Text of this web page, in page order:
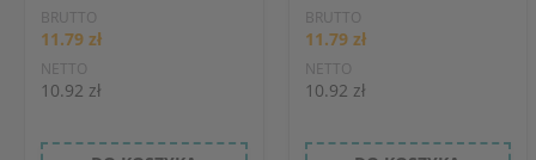
BRUTTO
11.79 zł
NETTO
10.92 zł
BRUTTO
11.79 zł
NETTO
10.92 zł